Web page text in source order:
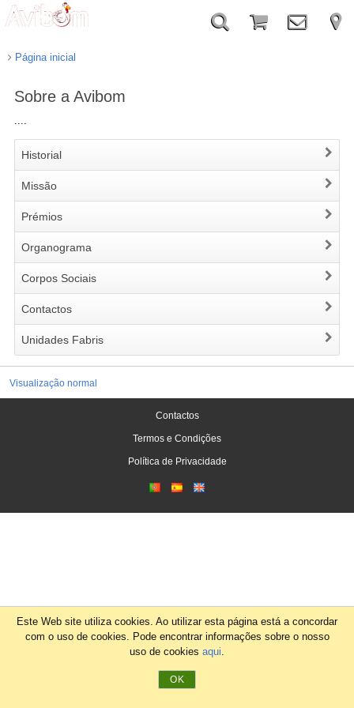
Página inicial
Sobre a Avibom
Historial
Missão
Prémios
Organograma
Corpos Sociais
Contactos
Unidades Fabris
Visualização normal
Contactos
Termos e Condições
Política de Privacidade
Este Web site utiliza cookies. Ao utilizar esta página está a concordar
com o uso de cookies. Pode encontrar informações sobre o nosso
uso de cookies aqui.
OK